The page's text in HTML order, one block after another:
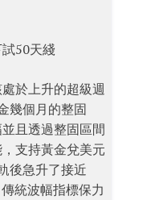
50天綫
於上升的超級週
幾個月的整固
且透過整固區間
支持黃金兌美元
後急升了接近
統波幅指標保力